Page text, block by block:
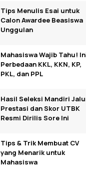
Tips Menulis Esai untuk
Calon Awardee Beasiswa
Unggulan
Mahasiswa Wajib Tahu!
Perbedaan KKL, KKN, KP,
PKL, dan PPL
Hasil Seleksi Mandiri
Prestasi dan Skor UTBK
Resmi Dirilis Sore Ini
Tips & Trik Membuat CV
yang Menarik untuk
Mahasiswa